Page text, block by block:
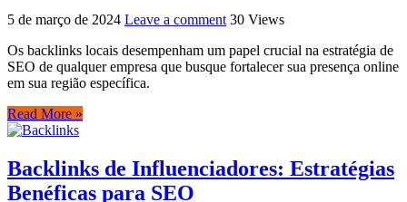
5 de março de 2024 Leave a comment 30 Views
Os backlinks locais desempenham um papel crucial na estratégia de
SEO de qualquer empresa que busque fortalecer sua presença online
em sua região específica.
Read More »
Backlinks de Influenciadores: Estratégias
Benéficas para SEO